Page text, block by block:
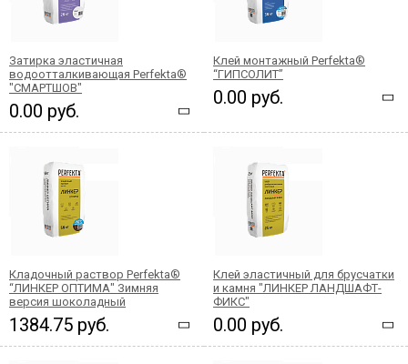
Затирка эластичная
водоотталкивающая Perfekta®
"СМАРТШОВ"
0.00 руб.
Клей монтажный Perfekta®
“ГИПСОЛИТ”
0.00 руб.
Кладочный раствор Perfekta®
“ЛИНКЕР ОПТИМА" Зимняя
версия шоколадный
1384.75 руб.
Клей эластичный для брусчатки
и камня "ЛИНКЕР ЛАНДШАФТ-
ФИКС"
0.00 руб.